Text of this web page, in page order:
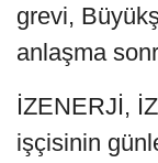
grevi,
anlaşma
İZENERJİ,
işçisinin